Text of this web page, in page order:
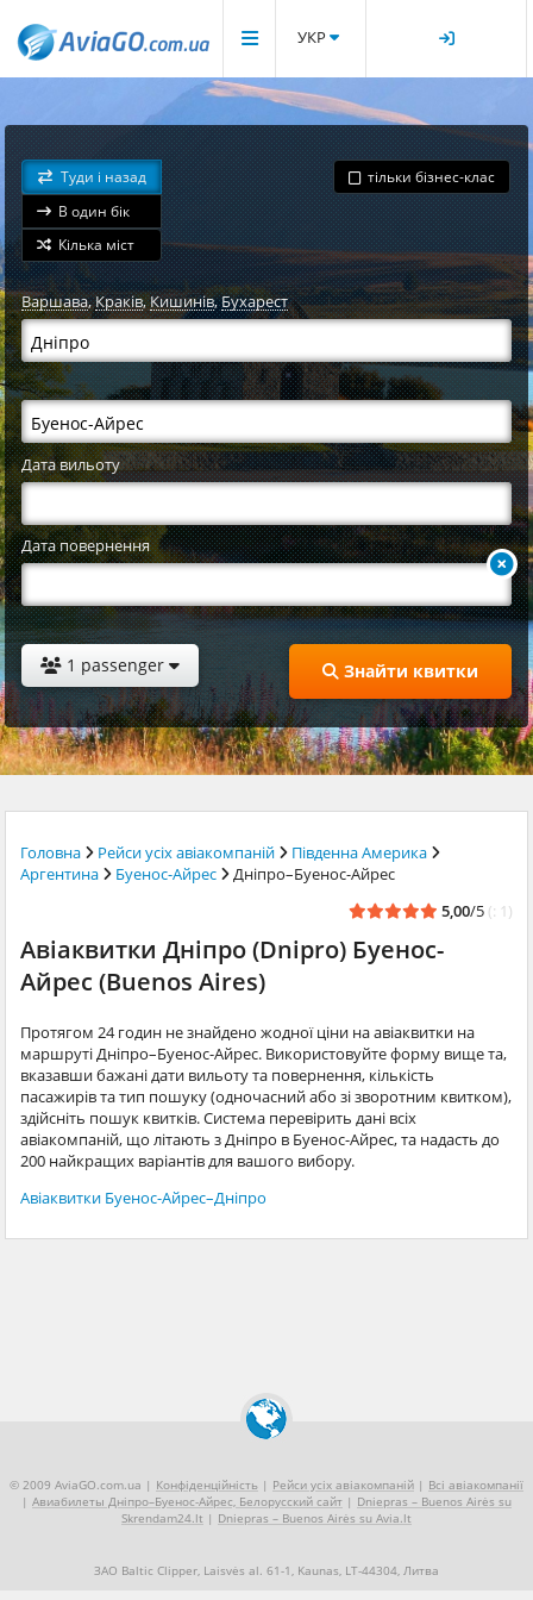
УКР
Туди і назад
В один бік
Кілька міст
тільки бізнес-клас
Варшава,Краків,Кишинів,Бухарест
Дата вильоту
Дата повернення
1 passenger Знайти квитки
Головна Рейси усіх авіакомпаній
Південна Америка
Аргентина
Буенос-Айрес
Дніпро–Буенос-Айрес
5,00/5 (: 1)
Авіаквитки Дніпро (Dnipro) Буенос-
Айрес (Buenos Aires)
Протягом 24 годин не знайдено жодної ціни на авіаквитки на
маршруті Дніпро–Буенос-Айрес. Використовуйте форму вище та,
вказавши бажані дати вильоту та повернення, кількість
пасажирів та тип пошуку (одночасний або зі зворотним квитком),
здійсніть пошук квитків. Система перевірить дані всіх
авіакомпаній, що літають з Дніпро в Буенос-Айрес, та надасть до
200 найкращих варіантів для вашого вибору.
Авіаквитки Буенос-Айрес–Дніпро
© 2009 AviaGO.com.ua | Конфіденційність | Рейси усіх авіакомпаній | Всі авіакомпанії
| Авиабилеты Дніпро–Буенос-Айрес, Белорусский сайт | Dniepras – Buenos Airės su
Skrendam24.lt | Dniepras – Buenos Airės su Avia.lt
ЗАО Baltic Clipper, Laisvės al. 61-1, Kaunas, LT-44304, Литва